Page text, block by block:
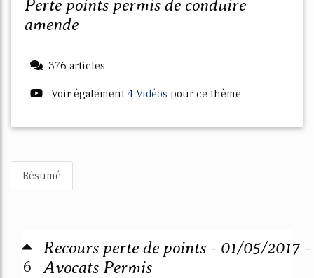
perte points permis de conduire
amende
376 articles
Voir également 4 Vidéos pour ce thème
Résumé
6
Recours perte de points - 01/05/2017 -
Avocats Permis